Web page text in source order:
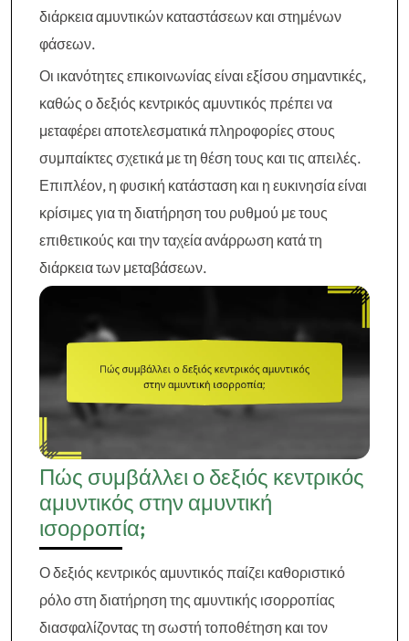
διάρκεια αμυντικών καταστάσεων και στημένων
φάσεων.
Οι ικανότητες επικοινωνίας είναι εξίσου σημαντικές,
καθώς ο δεξιός κεντρικός αμυντικός πρέπει να
μεταφέρει αποτελεσματικά πληροφορίες στους
συμπαίκτες σχετικά με τη θέση τους και τις απειλές.
Επιπλέον, η φυσική κατάσταση και η ευκινησία είναι
κρίσιμες για τη διατήρηση του ρυθμού με τους
επιθετικούς και την ταχεία ανάρρωση κατά τη
διάρκεια των μεταβάσεων.
Πώς συμβάλλει ο δεξιός κεντρικός
αμυντικός στην αμυντική
ισορροπία;
Ο δεξιός κεντρικός αμυντικός παίζει καθοριστικό
ρόλο στη διατήρηση της αμυντικής ισορροπίας
διασφαλίζοντας τη σωστή τοποθέτηση και τον